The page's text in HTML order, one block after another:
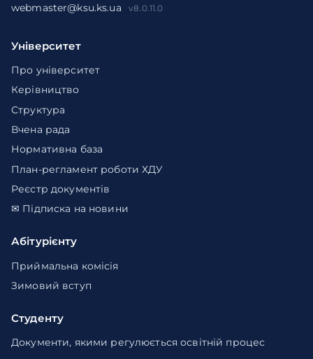
webmaster@ksu.ks.ua v8.0.11.0
Університет
Про університет
Керівництво
Структура
Вчена рада
Нормативна база
План-регламент роботи ХДУ
Реєстр документів
✉ Підписка на новини
Абітурієнту
Приймальна комісія
Зимовий вступ
Студенту
Документи, якими регулюється освітній процес